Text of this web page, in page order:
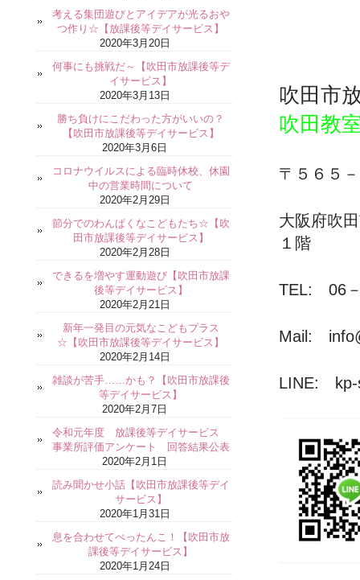
吹田市
吹田教
〒５６５
大阪府吹
１階
TEL: 06
Mail:
LINE: kp-
考える集団遊びとアイデアが光るおや
つ作り☆【放課後等デイサービス】
2020年3月20日
何事にも挑戦だ～【吹田市放課後等デ
イサービス】
2020年3月13日
勝ち負けにこだわった方がいいの？
【吹田市放課後等デイサービス】
2020年3月6日
コロナウイルスによる臨時休校、休園
中の営業時間について
2020年2月29日
節分でのわんぱくなこどもたち☆【吹
田市放課後等デイサービス】
2020年2月28日
できるを増やす運動遊び【吹田市放課
後等デイサービス】
2020年2月21日
新年一発目の元気なこどもプラス
☆【吹田市放課後等デイサービス】
2020年2月14日
雑談が苦手……かも？【吹田市放課後
等デイサービス】
2020年2月7日
令和元年度 放課後等デイサービス
事業所評価アンケート 回答結果公表
2020年2月1日
読み聞かせ小話【吹田市放課後等デイ
サービス】
2020年1月31日
息を合わせてぺったんこ！【吹田市放
課後等デイサービス】
2020年1月24日